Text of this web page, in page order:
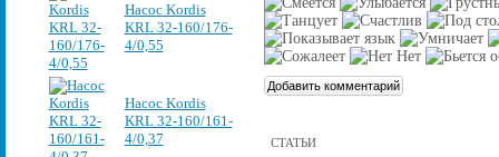
Насос Kordis
KRL 32-160/176-
4/0,55
Насос Kordis
KRL 32-160/161-
4/0,37
СТАТЬИ